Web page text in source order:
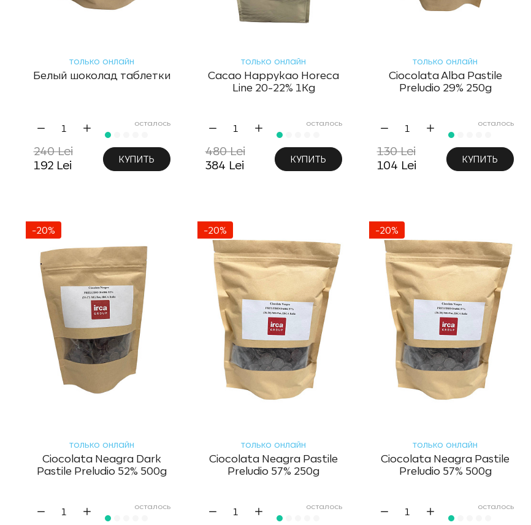
только онлайн
Белый шоколад таблетки
осталось
240 Lei
192 Lei
КУПИТЬ
только онлайн
Cacao Happykao Horeca
Line 20-22% 1Kg
осталось
480 Lei
384 Lei
КУПИТЬ
только онлайн
Ciocolata Alba Pastile
Preludio 29% 250g
осталось
130 Lei
104 Lei
КУПИТЬ
-20%
только онлайн
Ciocolata Neagra Dark
Pastile Preludio 52% 500g
осталось
-20%
только онлайн
Ciocolata Neagra Pastile
Preludio 57% 250g
осталось
-20%
только онлайн
Ciocolata Neagra Pastile
Preludio 57% 500g
осталось